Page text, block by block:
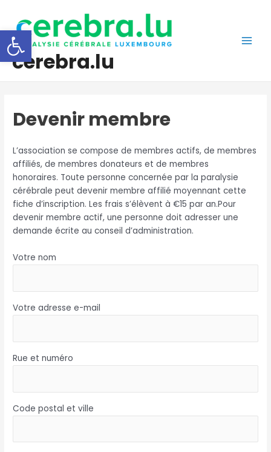
Ouvrir la barre d’outils
contenu
cerebra.lu
Devenir membre
L’association se compose de membres actifs, de membres
affiliés, de membres donateurs et de membres
honoraires. Toute personne concernée par la paralysie
cérébrale peut devenir membre affilié moyennant cette
fiche d’inscription. Les frais s’élèvent à €15 par an.Pour
devenir membre actif, une personne doit adresser une
demande écrite au conseil d’administration.
Votre nom
Votre adresse e-mail
Rue et numéro
Code postal et ville